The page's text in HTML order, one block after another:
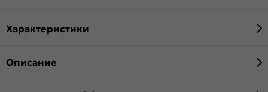
Характеристики
Описание